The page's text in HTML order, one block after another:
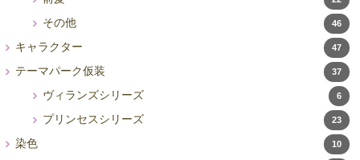
その他 46
キャラクター 47
テーマパーク仮装 37
ヴィランズシリーズ 6
プリンセスシリーズ 23
染色 10